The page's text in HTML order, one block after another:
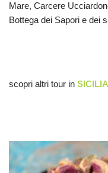
Mare, Carcere
Bottega dei Sapori e dei
scopri altri tour in SICILIA